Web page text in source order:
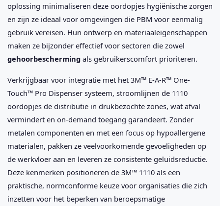
oplossing minimaliseren deze oordopjes hygiënische zorgen
en zijn ze ideaal voor omgevingen die PBM voor eenmalig
gebruik vereisen. Hun ontwerp en materiaaleigenschappen
maken ze bijzonder effectief voor sectoren die zowel
gehoorbescherming als gebruikerscomfort prioriteren.
Verkrijgbaar voor integratie met het 3M™ E-A-R™ One-
Touch™ Pro Dispenser systeem, stroomlijnen de 1110
oordopjes de distributie in drukbezochte zones, wat afval
vermindert en on-demand toegang garandeert. Zonder
metalen componenten en met een focus op hypoallergene
materialen, pakken ze veelvoorkomende gevoeligheden op
de werkvloer aan en leveren ze consistente geluidsreductie.
Deze kenmerken positioneren de 3M™ 1110 als een
praktische, normconforme keuze voor organisaties die zich
inzetten voor het beperken van beroepsmatige